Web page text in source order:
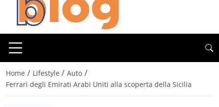
Home / Lifestyle / Auto /
Ferrari degli Emirati Arabi Uniti alla scoperta della Sicilia